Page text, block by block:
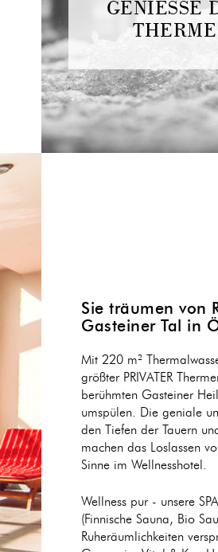
GENIESSE
THERME
Sie träumen von
Gasteiner Tal in
Mit 220 m²
größter PRIVATER
berühmten Gasteiner
umspülen. Die geniale
den Tiefen der Tauern
machen das Loslassen
Sinne im Wellnesshotel.
Wellness pur - unsere
(Finnische Sauna, Bio
Ruheräumlichkeiten